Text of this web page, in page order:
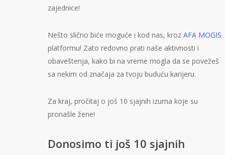
zajednice!
Nešto slično biće moguće i kod nas, krozAFA MOGIS
platformu! Zato redovno prati naše aktivnosti i
obaveštenja, kako bi na vreme mogla da se povežeš
sa nekim od značaja za tvoju buduću karijeru.
Za kraj, pročitaj o još 10 sjajnih izuma koje su
pronašle žene!
Donosimo ti još 10 sjajnih